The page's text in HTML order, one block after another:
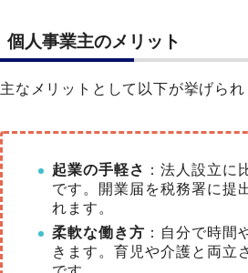
個人事業主のメリット
主なメリットとして以下が挙げられ
起業の手軽さ ：法人設立に
です。開業届を税務署に提
れます。
柔軟な働き方 ：自分で時間
きます。育児や介護と両立